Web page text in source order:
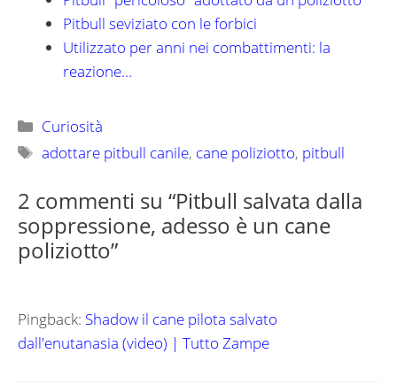
Pitbull seviziato con le forbici
Utilizzato per anni nei combattimenti: la
reazione…
Categorie
Curiosità
Tag
adottare pitbull canile, cane poliziotto, pitbull
2 commenti su “Pitbull salvata dalla
soppressione, adesso è un cane
poliziotto”
Pingback: Shadow il cane pilota salvato
dall'enutanasia (video) | Tutto Zampe